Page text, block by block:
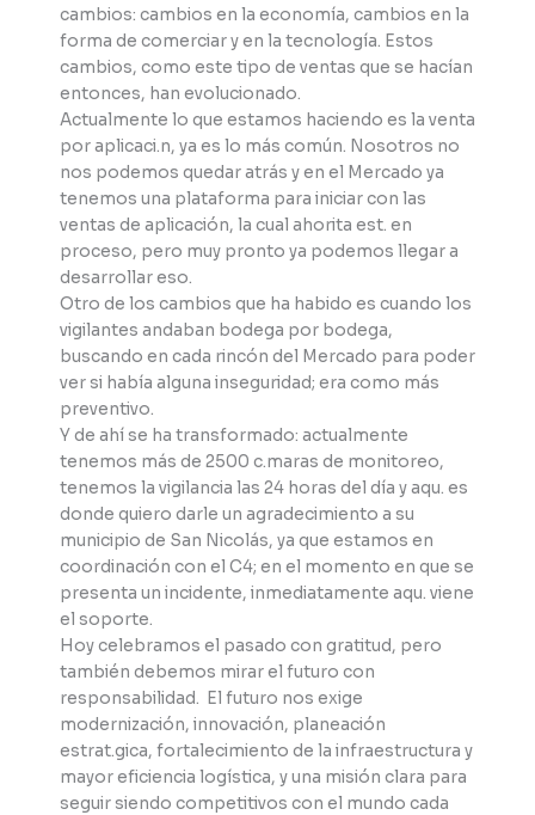
cambios: cambios en la economía, cambios en la
forma de comerciar y en la tecnología. Estos
cambios, como este tipo de ventas que se hacían
entonces, han evolucionado.
Actualmente lo que estamos haciendo es la venta
por aplicaci.n, ya es lo más común. Nosotros no
nos podemos quedar atrás y en el Mercado ya
tenemos una plataforma para iniciar con las
ventas de aplicación, la cual ahorita est. en
proceso, pero muy pronto ya podemos llegar a
desarrollar eso.
Otro de los cambios que ha habido es cuando los
vigilantes andaban bodega por bodega,
buscando en cada rincón del Mercado para poder
ver si había alguna inseguridad; era como más
preventivo.
Y de ahí se ha transformado: actualmente
tenemos más de 2500 c.maras de monitoreo,
tenemos la vigilancia las 24 horas del día y aqu. es
donde quiero darle un agradecimiento a su
municipio de San Nicolás, ya que estamos en
coordinación con el C4; en el momento en que se
presenta un incidente, inmediatamente aqu. viene
el soporte.
Hoy celebramos el pasado con gratitud, pero
también debemos mirar el futuro con
responsabilidad. El futuro nos exige
modernización, innovación, planeación
estrat.gica, fortalecimiento de la infraestructura y
mayor eficiencia logística, y una misión clara para
seguir siendo competitivos con el mundo cada